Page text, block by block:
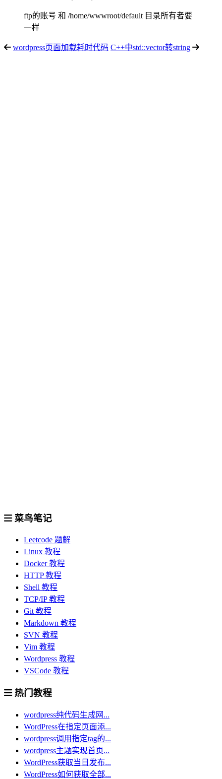
ftp的账号 和 /home/wwwroot/default 目录所有者要
一样
wordpress页面加载耗时代码 C++中std::vector转string
菜鸟笔记
Leetcode 题解
Linux 教程
Docker 教程
HTTP 教程
Shell 教程
TCP/IP 教程
Git 教程
Markdown 教程
SVN 教程
Vim 教程
Wordpress 教程
VSCode 教程
热门教程
wordpress纯代码生成网...
WordPress在指定页面添...
wordpress调用指定tag的...
wordpress主题实现首页...
WordPress获取当日发布...
WordPress如何获取全部...